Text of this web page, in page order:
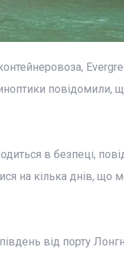
повідомили,
в безпеці,
на кілька днів, що
від порту